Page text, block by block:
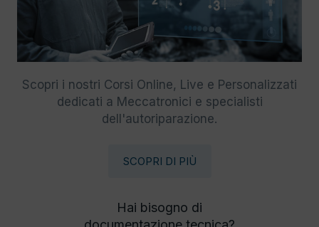
Scopri i nostri Corsi Online, Live e Personalizzati
dedicati a Meccatronici e specialisti
dell'autoriparazione.
SCOPRI DI PIÙ
Hai bisogno di